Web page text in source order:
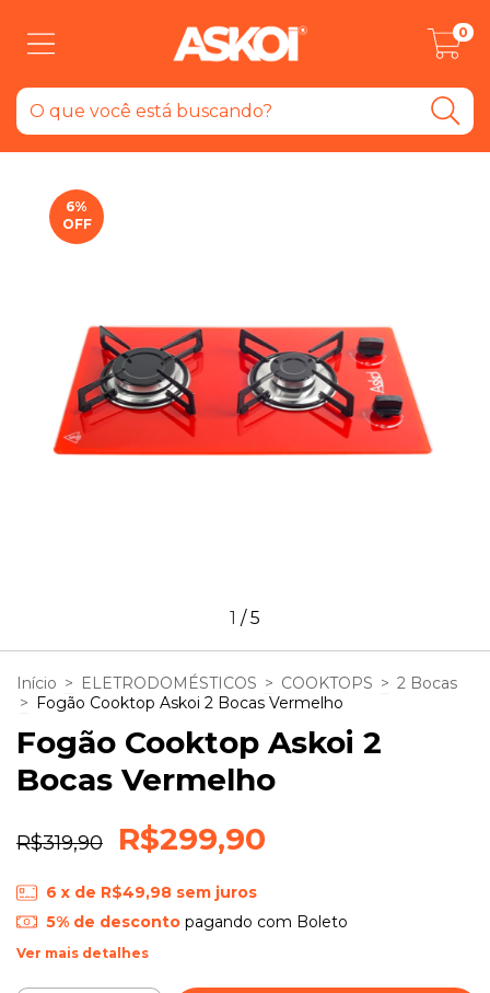
0
6%
OFF
1 /5
Início > ELETRODOMÉSTICOS > COOKTOPS > 2 Bocas
> Fogão Cooktop Askoi 2 Bocas Vermelho
Fogão Cooktop Askoi 2
Bocas Vermelho
R$319,90 R$299,90
6 x de R$49,98 sem juros
5% de descontopagando com Boleto
Ver mais detalhes